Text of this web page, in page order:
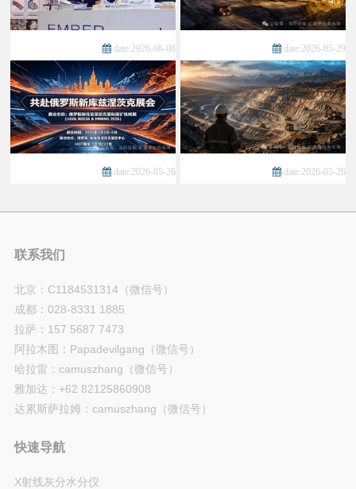
date:2026-06-08 date:2026-05-29
date:2026-05-26 date:2026-05-26
联系我们
北京：C1184531314（微信号）
成都：028-8331 1885
拉萨：157 5687 7473
阿拉木图：Papadevilgang（微信号）
哈拉雷：camuszhang（微信号）
雅加达：+62 82125860908
达累斯萨拉姆：camuszhang（微信号）
快速导航
X射线灰分水分仪